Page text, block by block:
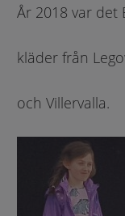
År 2018 var det
kläder från
och Villervalla.